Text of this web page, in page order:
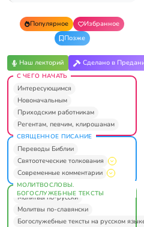
Популярное
Избранное
Позже
Наш лекторий Сделано в
С ЧЕГО НАЧАТЬ
Интересующимся
Новоначальным
Приходским работникам
Регентам, певчим, клирошанам
СВЯЩЕННОЕ ПИСАНИЕ
Переводы Библии
Святоотеческие толкования
Современные комментарии
МОЛИТВОСЛОВЫ.
БОГОСЛУЖЕБНЫЕ ТЕКСТЫ
Молитвы по-русски
Молитвы по-славянски
Богослужебные тексты на русском